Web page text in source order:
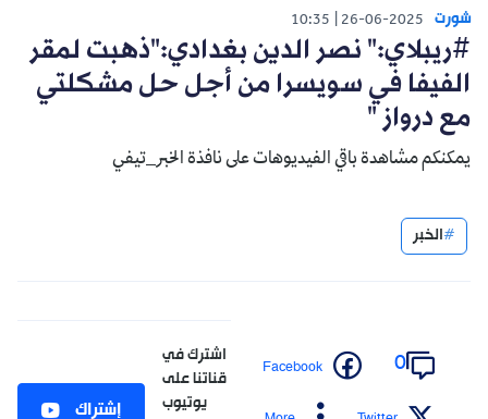
شورت 26-06-2025
10:35
#ريبلاي:" نصر الدين بغدادي:"ذهبت لمقر
الفيفا في سويسرا من أجل حل مشكلتي
مع درواز "
يمكنكم مشاهدة باقي الفيديوهات على نافذة الخبر_تيفي
الخبر
0
Facebook
اشترك في
قناتنا على
يوتيوب
إشتراك